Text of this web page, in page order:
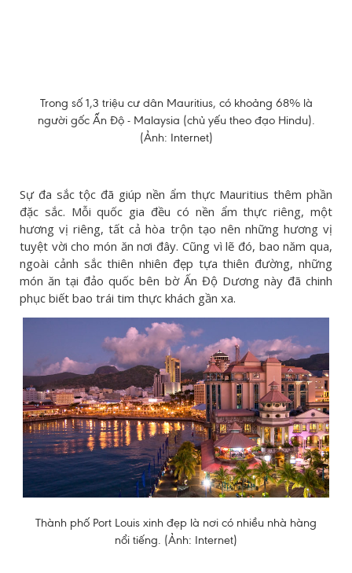
Trong số 1,3 triệu cư dân Mauritius, có khoảng 68% là
người gốc Ấn Độ - Malaysia (chủ yếu theo đạo Hindu).
(Ảnh: Internet)
Sự đa sắc tộc đã giúp nền ẩm thực Mauritius thêm phần
đặc sắc. Mỗi quốc gia đều có nền ẩm thực riêng, một
hương vị riêng, tất cả hòa trộn tạo nên những hương vị
tuyệt vời cho món ăn nơi đây. Cũng vì lẽ đó, bao năm qua,
ngoài cảnh sắc thiên nhiên đẹp tựa thiên đường, những
món ăn tại đảo quốc bên bờ Ấn Độ Dương này đã chinh
phục biết bao trái tim thực khách gần xa.
Thành phố Port Louis xinh đẹp là nơi có nhiều nhà hàng
nổi tiếng. (Ảnh: Internet)